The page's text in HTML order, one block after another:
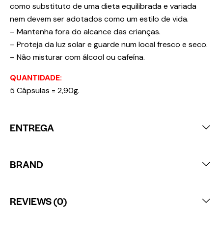
como substituto de uma dieta equilibrada e variada
nem devem ser adotados como um estilo de vida.
– Mantenha fora do alcance das crianças.
– Proteja da luz solar e guarde num local fresco e seco.
– Não misturar com álcool ou cafeína.
QUANTIDADE:
5 Cápsulas = 2,90g.
ENTREGA
BRAND
REVIEWS (0)